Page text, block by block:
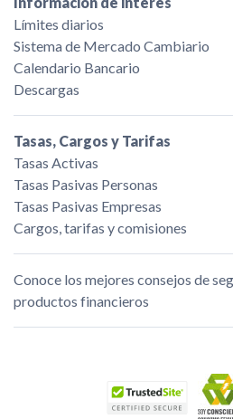
Límites diarios
Sistema de Mercado Cambiario
Calendario Bancario
Descargas
Tasas, Cargos y Tarifas
Tasas Activas
Tasas Pasivas Personas
Tasas Pasivas Empresas
Cargos, tarifas y comisiones
Conoce los mejores consejos de
productos financieros